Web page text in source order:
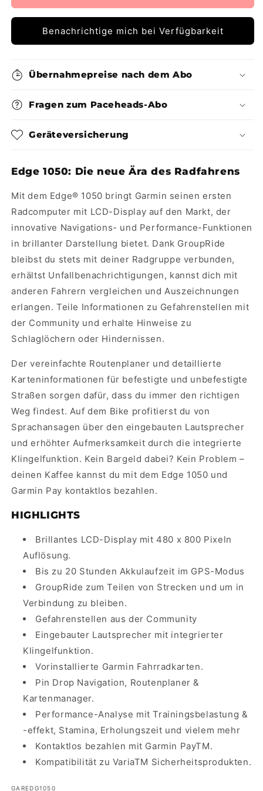
Benachrichtige mich bei Verfügbarkeit
Übernahmepreise nach dem Abo
Fragen zum Paceheads-Abo
Geräteversicherung
Edge 1050: Die neue Ära des Radfahrens
Mit dem Edge® 1050 bringt Garmin seinen ersten
Radcomputer mit LCD-Display auf den Markt, der
innovative Navigations- und Performance-Funktionen
in brillanter Darstellung bietet. Dank GroupRide
bleibst du stets mit deiner Radgruppe verbunden,
erhältst Unfallbenachrichtigungen, kannst dich mit
anderen Fahrern vergleichen und Auszeichnungen
erlangen. Teile Informationen zu Gefahrenstellen mit
der Community und erhalte Hinweise zu
Schlaglöchern oder Hindernissen.
Der vereinfachte Routenplaner und detaillierte
Karteninformationen für befestigte und unbefestigte
Straßen sorgen dafür, dass du immer den richtigen
Weg findest. Auf dem Bike profitierst du von
Sprachansagen über den eingebauten Lautsprecher
und erhöhter Aufmerksamkeit durch die integrierte
Klingelfunktion. Kein Bargeld dabei? Kein Problem –
deinen Kaffee kannst du mit dem Edge 1050 und
Garmin Pay kontaktlos bezahlen.
HIGHLIGHTS
Brillantes LCD-Display mit 480 x 800 Pixeln
Auflösung.
Bis zu 20 Stunden Akkulaufzeit im GPS-Modus
GroupRide zum Teilen von Strecken und um in
Verbindung zu bleiben.
Gefahrenstellen aus der Community
Eingebauter Lautsprecher mit integrierter
Klingelfunktion.
Vorinstallierte Garmin Fahrradkarten.
Pin Drop Navigation, Routenplaner &
Kartenmanager.
Performance-Analyse mit Trainingsbelastung &
-effekt, Stamina, Erholungszeit und vielem mehr
Kontaktlos bezahlen mit Garmin PayTM.
Kompatibilität zu VariaTM Sicherheitsprodukten.
SKU:
GAREDG1050